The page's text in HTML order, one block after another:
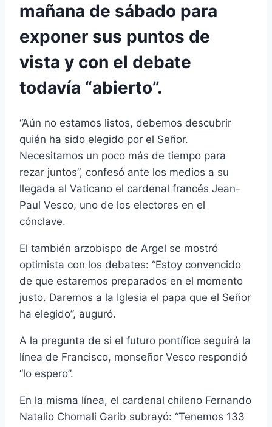
mañana de sábado para
exponer sus puntos de
vista y con el debate
todavía “abierto”.
“Aún no estamos listos, debemos descubrir
quién ha sido elegido por el Señor.
Necesitamos un poco más de tiempo para
rezar juntos”, confesó ante los medios a su
llegada al Vaticano el cardenal francés Jean-
Paul Vesco, uno de los electores en el
cónclave.
El también arzobispo de Argel se mostró
optimista con los debates: “Estoy convencido
de que estaremos preparados en el momento
justo. Daremos a la Iglesia el papa que el Señor
ha elegido”, auguró.
A la pregunta de si el futuro pontífice seguirá la
línea de Francisco, monseñor Vesco respondió
“lo espero”.
En la misma línea, el cardenal chileno Fernando
Natalio Chomali Garib subrayó: “Tenemos 133